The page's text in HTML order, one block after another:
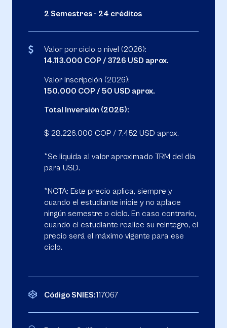
2 Semestres - 24 créditos
Valor por ciclo o nivel (2026):
14.113.000 COP / 3726 USD aprox.
Valor inscripción (2026):
150.000 COP / 50 USD aprox.
Total Inversión (2026):
$ 28.226.000 COP / 7.452 USD aprox.
*Se liquida al valor aproximado TRM del día
para USD.
*NOTA: Este precio aplica, siempre y
cuando el estudiante inicie y no aplace
ningún semestre o ciclo. En caso contrario,
cuando el estudiante realice su reintegro, el
precio será el máximo vigente para ese
ciclo.
Código SNIES:117067